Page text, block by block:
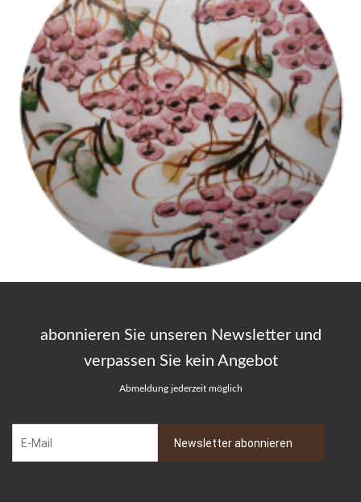
abonnieren Sie unseren Newsletter und
verpassen Sie kein Angebot
Abmeldung jederzeit möglich